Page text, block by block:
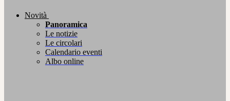
Novità
Panoramica
Le notizie
Le circolari
Calendario eventi
Albo online